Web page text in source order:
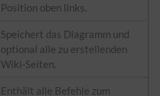
Position oben links.
Speichert das Diagramm und
optional alle zu erstellenden
Wiki-Seiten.
Enthält alle Befehle zum